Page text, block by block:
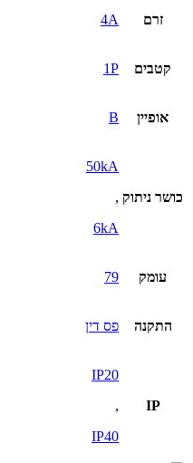
זרם 4A
קטבים 1P
אופיין B
כושר ניתוק
50kA
,
6kA
עומק 79
התקנה פס דין
IP
IP20
,
IP40